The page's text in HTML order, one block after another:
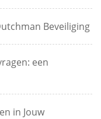
Beveiliging
een
in Jouw